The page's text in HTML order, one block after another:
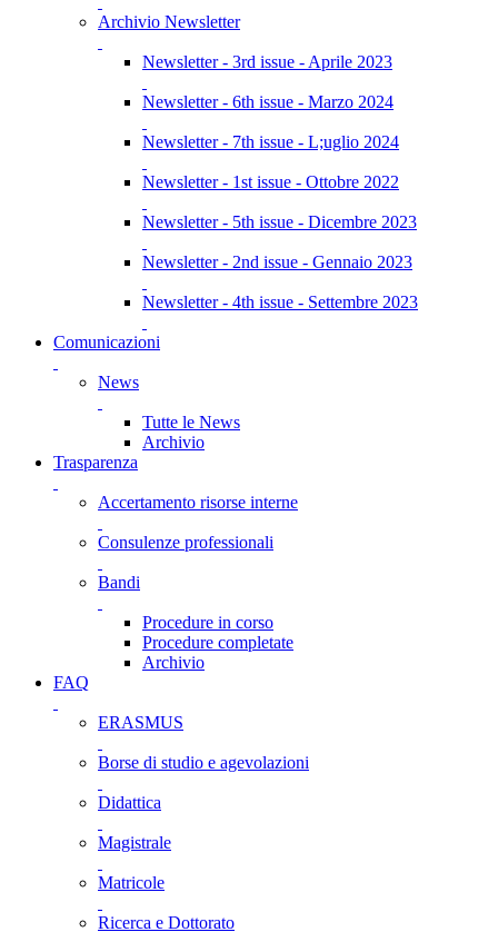
Archivio Newsletter
Newsletter - 3rd issue - Aprile 2023
Newsletter - 6th issue - Marzo 2024
Newsletter - 7th issue - L;uglio 2024
Newsletter - 1st issue - Ottobre 2022
Newsletter - 5th issue - Dicembre 2023
Newsletter - 2nd issue - Gennaio 2023
Newsletter - 4th issue - Settembre 2023
Comunicazioni
News
Tutte le News
Archivio
Trasparenza
Accertamento risorse interne
Consulenze professionali
Bandi
Procedure in corso
Procedure completate
Archivio
FAQ
ERASMUS
Borse di studio e agevolazioni
Didattica
Magistrale
Matricole
Ricerca e Dottorato